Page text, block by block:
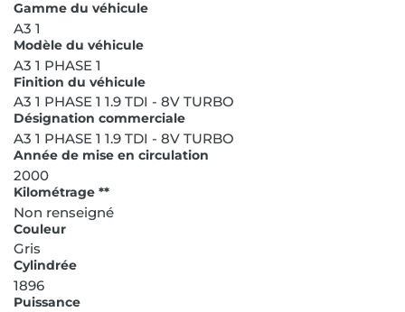
Gamme du véhicule
A3 1
Modèle du véhicule
A3 1 PHASE 1
Finition du véhicule
A3 1 PHASE 1 1.9 TDI - 8V TURBO
Désignation commerciale
A3 1 PHASE 1 1.9 TDI - 8V TURBO
Année de mise en circulation
2000
Kilométrage **
Non renseigné
Couleur
Gris
Cylindrée
1896
Puissance